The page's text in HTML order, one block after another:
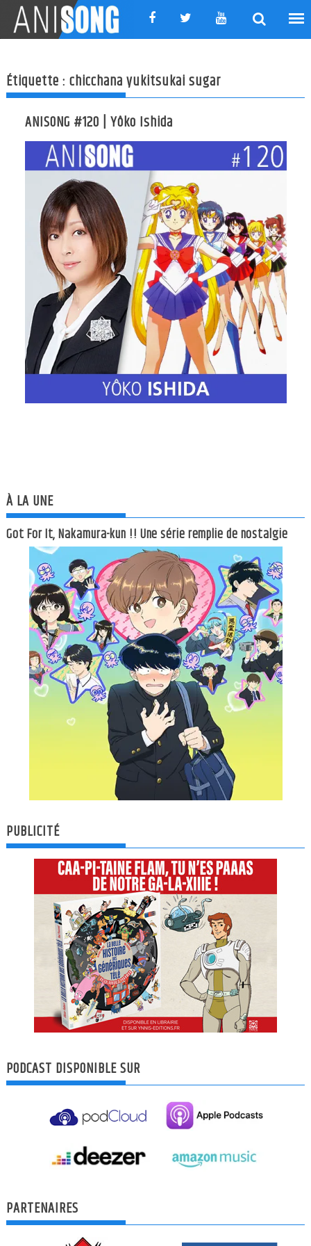
content
Étiquette :chicchana yukitsukai sugar
ANISONG #120 | Yôko Ishida
À LA UNE
Got For It, Nakamura-kun !! Une série remplie de nostalgie
PUBLICITÉ
PODCAST DISPONIBLE SUR
PARTENAIRES